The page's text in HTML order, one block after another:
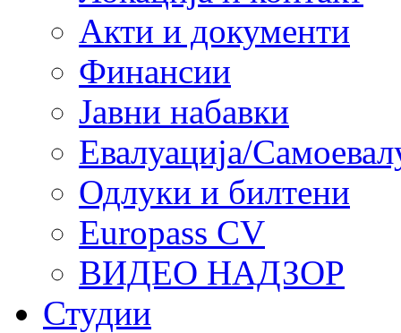
Акти и документи
Финансии
Јавни набавки
Евалуација/
Одлуки и билтени
Europass CV
ВИДЕО НАДЗОР
Студии